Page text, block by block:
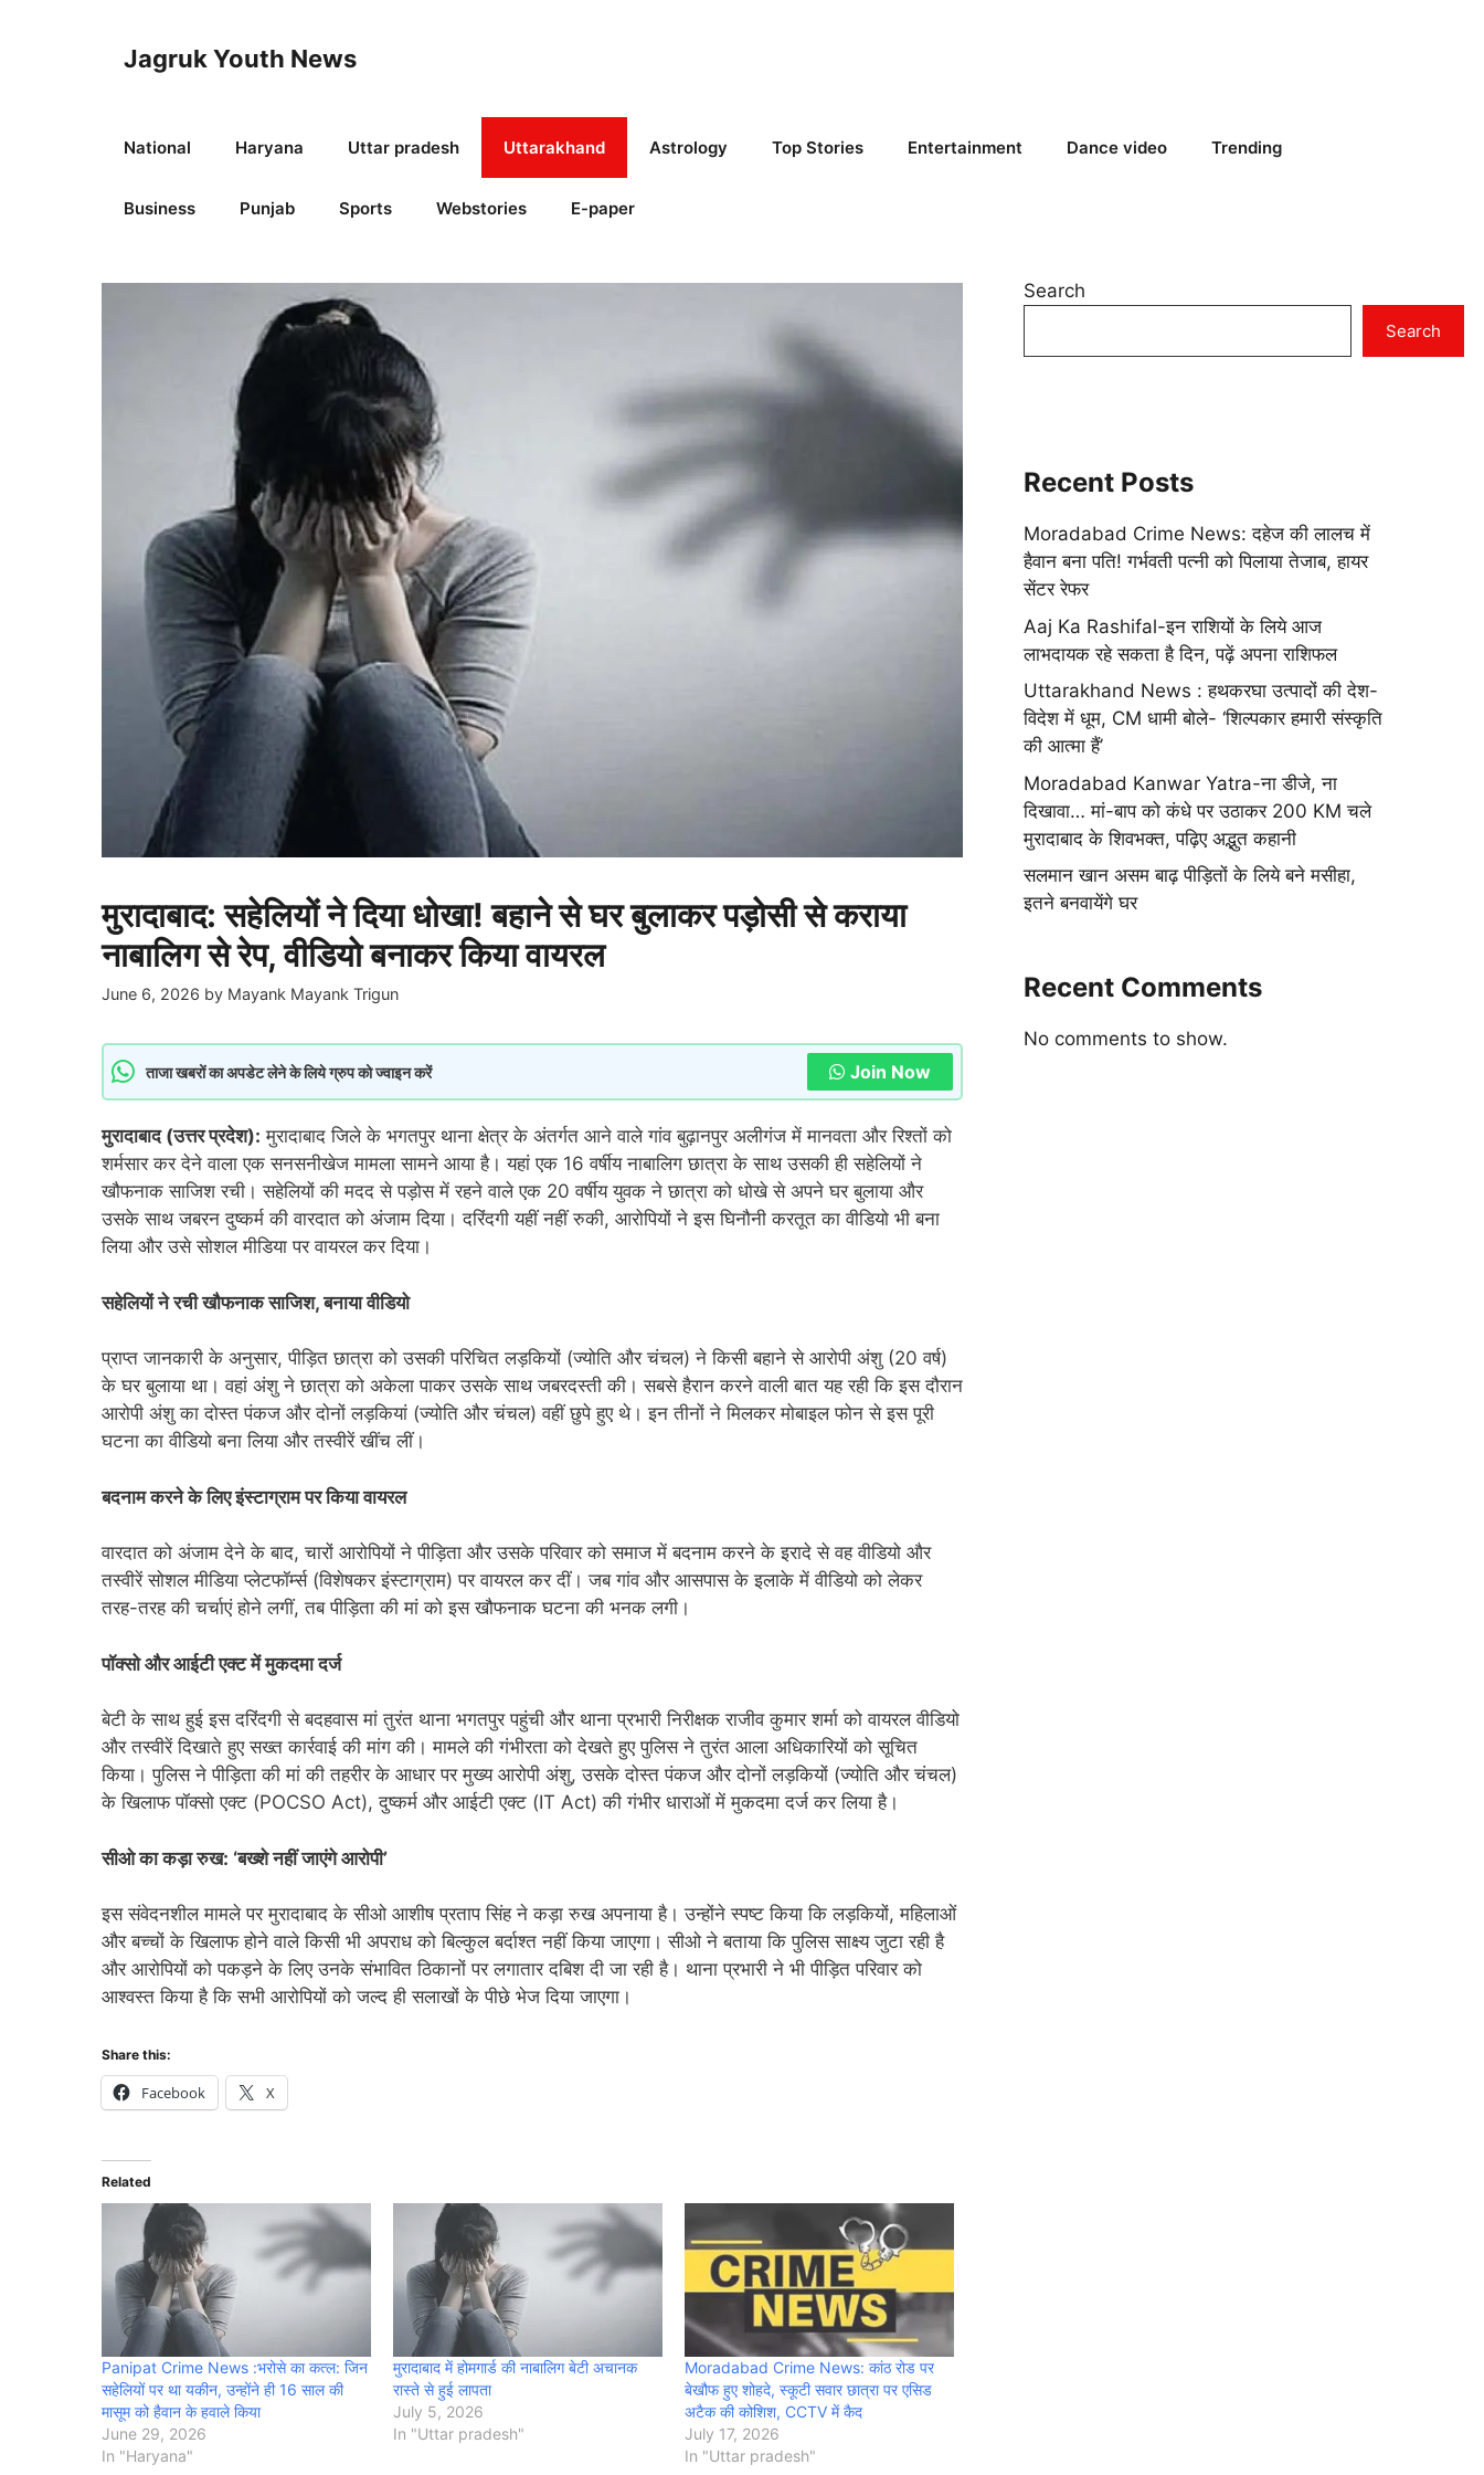
Jagruk Youth News
National Haryana Uttar pradesh Uttarakhand Astrology Top Stories Entertainment Dance video Trending
Business Punjab Sports Webstories E-paper
मुरादाबाद: सहेलियों ने दिया धोखा! बहाने से घर बुलाकर पड़ोसी से कराया
नाबालिग से रेप, वीडियो बनाकर किया वायरल
June 6, 2026 by Mayank Mayank Trigun
ताजा खबरों का अपडेट लेने के लिये ग्रुप को ज्वाइन करें Join Now
मुरादाबाद (उत्तर प्रदेश): मुरादाबाद जिले के भगतपुर थाना क्षेत्र के अंतर्गत आने वाले गांव बुढ़ानपुर अलीगंज में मानवता और रिश्तों को
शर्मसार कर देने वाला एक सनसनीखेज मामला सामने आया है। यहां एक 16 वर्षीय नाबालिग छात्रा के साथ उसकी ही सहेलियों ने
खौफनाक साजिश रची। सहेलियों की मदद से पड़ोस में रहने वाले एक 20 वर्षीय युवक ने छात्रा को धोखे से अपने घर बुलाया और
उसके साथ जबरन दुष्कर्म की वारदात को अंजाम दिया। दरिंदगी यहीं नहीं रुकी, आरोपियों ने इस घिनौनी करतूत का वीडियो भी बना
लिया और उसे सोशल मीडिया पर वायरल कर दिया।
सहेलियों ने रची खौफनाक साजिश, बनाया वीडियो
प्राप्त जानकारी के अनुसार, पीड़ित छात्रा को उसकी परिचित लड़कियों (ज्योति और चंचल) ने किसी बहाने से आरोपी अंशु (20 वर्ष)
के घर बुलाया था। वहां अंशु ने छात्रा को अकेला पाकर उसके साथ जबरदस्ती की। सबसे हैरान करने वाली बात यह रही कि इस दौरान
आरोपी अंशु का दोस्त पंकज और दोनों लड़कियां (ज्योति और चंचल) वहीं छुपे हुए थे। इन तीनों ने मिलकर मोबाइल फोन से इस पूरी
घटना का वीडियो बना लिया और तस्वीरें खींच लीं।
बदनाम करने के लिए इंस्टाग्राम पर किया वायरल
वारदात को अंजाम देने के बाद, चारों आरोपियों ने पीड़िता और उसके परिवार को समाज में बदनाम करने के इरादे से वह वीडियो और
तस्वीरें सोशल मीडिया प्लेटफॉर्म्स (विशेषकर इंस्टाग्राम) पर वायरल कर दीं। जब गांव और आसपास के इलाके में वीडियो को लेकर
तरह-तरह की चर्चाएं होने लगीं, तब पीड़िता की मां को इस खौफनाक घटना की भनक लगी।
पॉक्सो और आईटी एक्ट में मुकदमा दर्ज
बेटी के साथ हुई इस दरिंदगी से बदहवास मां तुरंत थाना भगतपुर पहुंची और थाना प्रभारी निरीक्षक राजीव कुमार शर्मा को वायरल वीडियो
और तस्वीरें दिखाते हुए सख्त कार्रवाई की मांग की। मामले की गंभीरता को देखते हुए पुलिस ने तुरंत आला अधिकारियों को सूचित
किया। पुलिस ने पीड़िता की मां की तहरीर के आधार पर मुख्य आरोपी अंशु, उसके दोस्त पंकज और दोनों लड़कियों (ज्योति और चंचल)
के खिलाफ पॉक्सो एक्ट (POCSO Act), दुष्कर्म और आईटी एक्ट (IT Act) की गंभीर धाराओं में मुकदमा दर्ज कर लिया है।
सीओ का कड़ा रुख: ‘बख्शे नहीं जाएंगे आरोपी’
इस संवेदनशील मामले पर मुरादाबाद के सीओ आशीष प्रताप सिंह ने कड़ा रुख अपनाया है। उन्होंने स्पष्ट किया कि लड़कियों, महिलाओं
और बच्चों के खिलाफ होने वाले किसी भी अपराध को बिल्कुल बर्दाश्त नहीं किया जाएगा। सीओ ने बताया कि पुलिस साक्ष्य जुटा रही है
और आरोपियों को पकड़ने के लिए उनके संभावित ठिकानों पर लगातार दबिश दी जा रही है। थाना प्रभारी ने भी पीड़ित परिवार को
आश्वस्त किया है कि सभी आरोपियों को जल्द ही सलाखों के पीछे भेज दिया जाएगा।
Share this:
Facebook X
Related
Panipat Crime News :भरोसे का कत्ल: जिन
सहेलियों पर था यकीन, उन्होंने ही 16 साल की
मासूम को हैवान के हवाले किया
June 29, 2026
In "Haryana"
मुरादाबाद में होमगार्ड की नाबालिग बेटी अचानक
रास्ते से हुई लापता
July 5, 2026
In "Uttar pradesh"
Moradabad Crime News: कांठ रोड पर
बेखौफ हुए शोहदे, स्कूटी सवार छात्रा पर एसिड
अटैक की कोशिश, CCTV में कैद
July 17, 2026
In "Uttar pradesh"
Search
Search
Recent Posts
Moradabad Crime News: दहेज की लालच में
हैवान बना पति! गर्भवती पत्नी को पिलाया तेजाब, हायर
सेंटर रेफर
Aaj Ka Rashifal-इन राशियों के लिये आज
लाभदायक रहे सकता है दिन, पढ़ें अपना राशिफल
Uttarakhand News : हथकरघा उत्पादों की देश-
विदेश में धूम, CM धामी बोले- ‘शिल्पकार हमारी संस्कृति
की आत्मा हैं’
Moradabad Kanwar Yatra-ना डीजे, ना
दिखावा… मां-बाप को कंधे पर उठाकर 200 KM चले
मुरादाबाद के शिवभक्त, पढ़िए अद्भुत कहानी
सलमान खान असम बाढ़ पीड़ितों के लिये बने मसीहा,
इतने बनवायेंगे घर
Recent Comments
No comments to show.